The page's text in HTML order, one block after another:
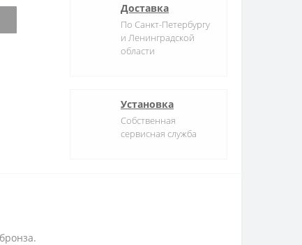
Доставка
По Санкт-Петербургу
и Ленинградской
области
Установка
Собственная
сервисная служба